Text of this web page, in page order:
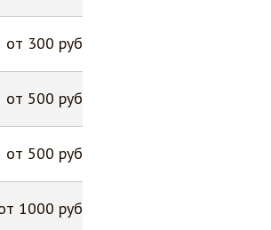
от 300 руб
от 500 руб
от 500 руб
1000 руб